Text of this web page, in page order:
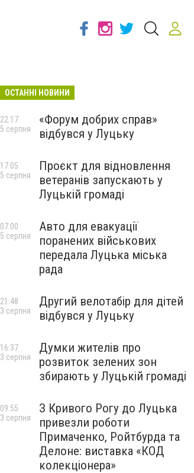
ОСТАННІ НОВИНИ
«Форум добрих справ»
відбувся у Луцьку
22:17
5 серпня
Проєкт для відновлення
ветеранів запускають у
Луцькій громаді
17:05
5 серпня
Авто для евакуації
поранених військових
передала Луцька міська
рада
07:00
5 серпня
Другий велотабір для дітей
відбувся у Луцьку
21:48
3 серпня
Думки жителів про
розвиток зелених зон
збирають у Луцькій громаді
16:37
3 серпня
З Кривого Рогу до Луцька
привезли роботи
Примаченко, Ройтбурда та
Делоне: виставка «КОД
колекціонера»
09:55
3 серпня